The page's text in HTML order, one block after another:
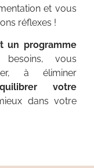
et vous
réflexes !
un programme
vous
à éliminer
votre
dans votre